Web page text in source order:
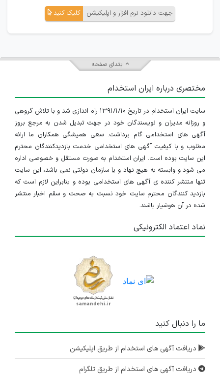
جهت دانلود نرم افزار و اپلیکیشن کلیک کنید
ابتدای صفحه
مختصری درباره ایران استخدام
سایت ایران استخدام در تاریخ ۱۳۹۱/۱/۱۰ راه اندازی شد و با تلاش گروهی
و روزانه مدیران و نویسندگان خود در جهت تبدیل شدن به مرجع بروز
آگهی های استخدامی گام برداشت. سعی همیشگی همکاران ما ارائه
مطلوب و با کیفیت آگهی های استخدامی خدمت بازدیدکنندگان محترم
این سایت بوده است. ایران استخدام به صورت مستقل و خصوصی اداره
می شود و وابسته به هیچ نهاد و یا سازمان دولتی نمی باشد، این سایت
تنها منتشر کننده ی آگهی های استخدامی بوده و بنابراین لازم است که
بازدید کنندگان محترم سایت خود نسبت به صحت و سقم اخبار منتشر
شده در آن هوشیار باشند.
نماد اعتماد الکترونیکی
ما را دنبال کنید
دریافت آگهی های استخدام از طریق اپلیکیشن
دریافت آگهی های استخدام از طریق تلگرام